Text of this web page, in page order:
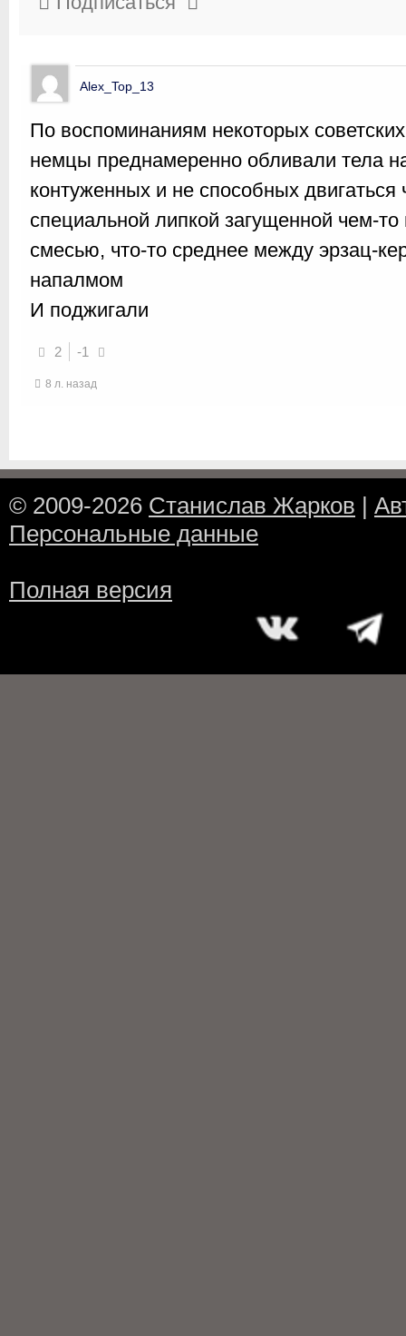
Alex_Top_13
По воспоминаниям некоторых
немцы преднамеренно обливали тела
контуженных и не способных двигаться
специальной липкой загущенной чем-
смесью, что-то среднее между эрзац-
напалмом
И поджигали
2 -1
8 л. назад
© 2009-2026 Станислав Жарков |
Персональные данные
Полная версия